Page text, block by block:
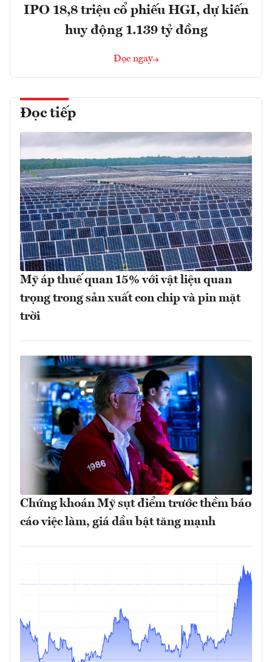
IPO 18,8 triệu cổ phiếu HGI, dự kiến
huy động 1.139 tỷ đồng
Đọc ngay
Đọc tiếp
Mỹ áp thuế quan 15% với vật liệu quan
trọng trong sản xuất con chip và pin mặt
trời
Chứng khoán Mỹ sụt điểm trước thềm báo
cáo việc làm, giá dầu bật tăng mạnh